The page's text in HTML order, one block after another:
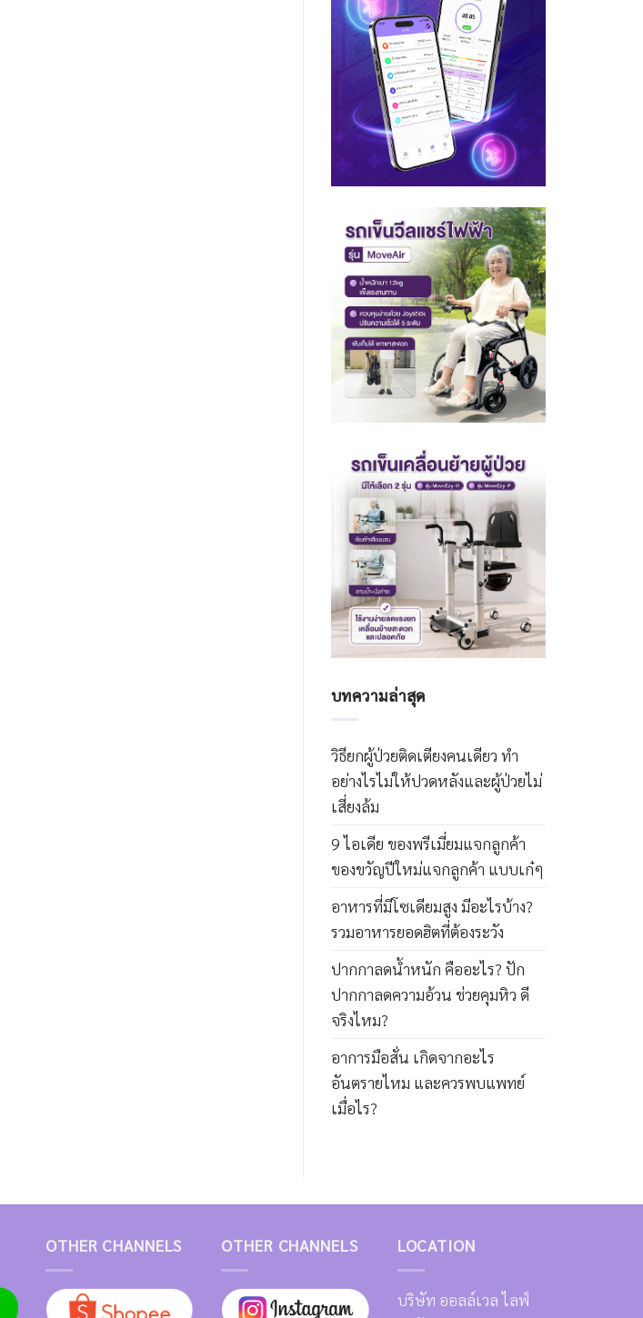
บทความล่าสุด
วิธียกผู้ป่วยติดเตียงคนเดียว ทำ
อย่างไรไม่ให้ปวดหลังและผู้ป่วยไม่
เสี่ยงล้ม
9 ไอเดีย ของพรีเมี่ยมแจกลูกค้า
ของขวัญปีใหม่แจกลูกค้า แบบเก๋ๆ
อาหารที่มีโซเดียมสูง มีอะไรบ้าง?
รวมอาหารยอดฮิตที่ต้องระวัง
ปากกาลดน้ำหนัก คืออะไร? ปัก
ปากกาลดความอ้วน ช่วยคุมหิว ดี
จริงไหม?
อาการมือสั่น เกิดจากอะไร
อันตรายไหม และควรพบแพทย์
เมื่อไร?
OTHER CHANNELS OTHER CHANNELS LOCATION
บริษัท ออลล์เวล ไลฟ์